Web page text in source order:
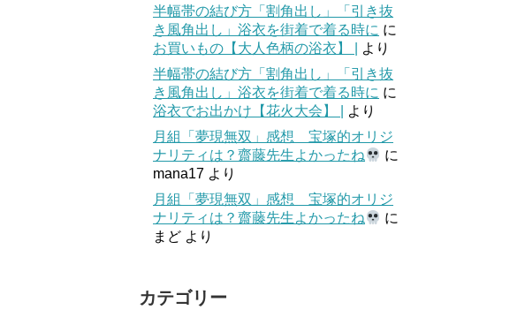
半幅帯の結び方「割角出し」「引き抜
き風角出し」浴衣を街着で着る時に に
お買いもの【大人色柄の浴衣】 |
より
半幅帯の結び方「割角出し」「引き抜
き風角出し」浴衣を街着で着る時に に
浴衣でお出かけ【花火大会】 |
より
月組「夢現無双」感想 宝塚的オリジ
ナリティは？齋藤先生よかったね
に
mana17 より
月組「夢現無双」感想 宝塚的オリジ
ナリティは？齋藤先生よかったね
に
まど より
カテゴリー